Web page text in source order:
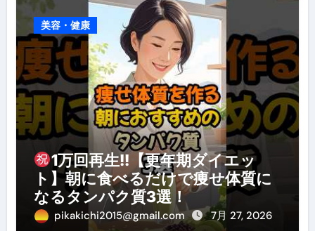
美容・健康
1万回再生!!【更年期ダイエッ
ト】朝に食べるだけで痩せ体質に
なるタンパク質3選！
pikakichi2015@gmail.com 7月 27, 2026